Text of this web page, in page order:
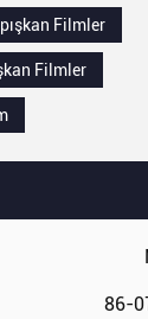
86-
Filmler
Filmler